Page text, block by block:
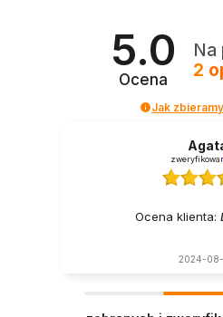
5.0
Ocena
Na
2
Jak
Ocena klienta:
2024-